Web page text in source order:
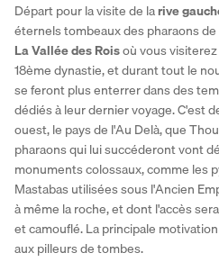
Départ pour la visite de la rive
éternels tombeaux des pharaons de
La Vallée des Rois où vous
18ème dynastie, et durant tout le
se feront plus enterrer dans des
dédiés à leur dernier voyage. C'est
ouest, le pays de l'Au Delà, que
pharaons qui lui succéderont vont
monuments colossaux, comme les
Mastabas utilisées sous l'Ancien
à même la roche, et dont l'accès
et camouflé. La principale
aux pilleurs de tombes.